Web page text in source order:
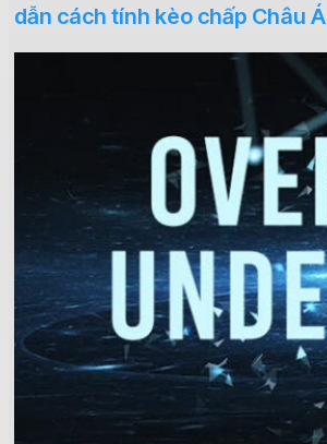
dẫn cách tính kèo chấp Châu Á